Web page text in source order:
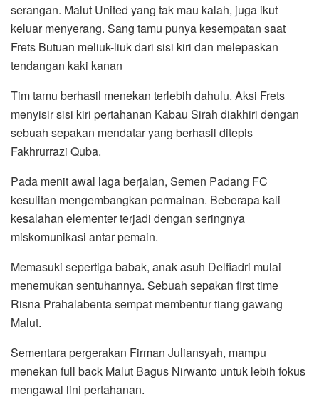
serangan. Malut United yang tak mau kalah, juga ikut
keluar menyerang. Sang tamu punya kesempatan saat
Frets Butuan meliuk-liuk dari sisi kiri dan melepaskan
tendangan kaki kanan
Tim tamu berhasil menekan terlebih dahulu. Aksi Frets
menyisir sisi kiri pertahanan Kabau Sirah diakhiri dengan
sebuah sepakan mendatar yang berhasil ditepis
Fakhrurrazi Quba.
Pada menit awal laga berjalan, Semen Padang FC
kesulitan mengembangkan permainan. Beberapa kali
kesalahan elementer terjadi dengan seringnya
miskomunikasi antar pemain.
Memasuki sepertiga babak, anak asuh Delfiadri mulai
menemukan sentuhannya. Sebuah sepakan first time
Risna Prahalabenta sempat membentur tiang gawang
Malut.
Sementara pergerakan Firman Juliansyah, mampu
menekan full back Malut Bagus Nirwanto untuk lebih fokus
mengawal lini pertahanan.